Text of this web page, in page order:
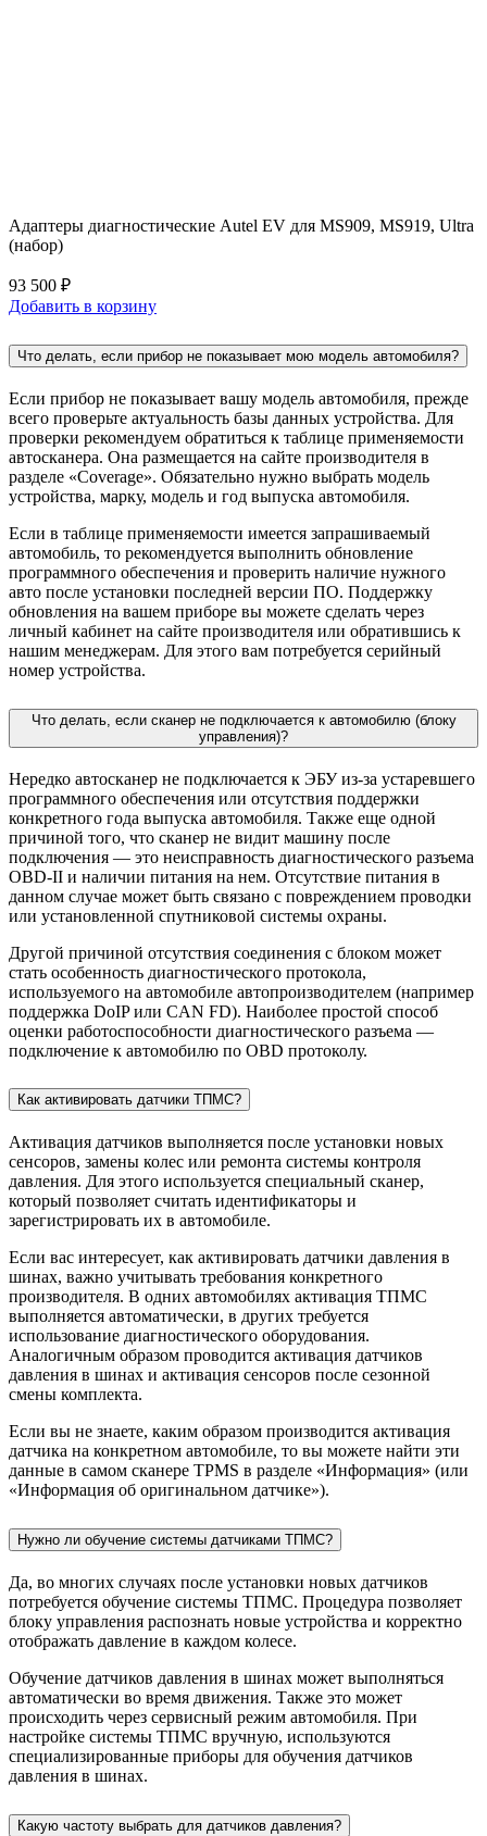
Адаптеры диагностические Autel EV для MS909, MS919, Ultra
(набор)
93 500 ₽
Добавить в корзину
Что делать, если прибор не показывает мою модель автомобиля?
Если прибор не показывает вашу модель автомобиля, прежде
всего проверьте актуальность базы данных устройства. Для
проверки рекомендуем обратиться к таблице применяемости
автосканера. Она размещается на сайте производителя в
разделе «Coverage». Обязательно нужно выбрать модель
устройства, марку, модель и год выпуска автомобиля.
Если в таблице применяемости имеется запрашиваемый
автомобиль, то рекомендуется выполнить обновление
программного обеспечения и проверить наличие нужного
авто после установки последней версии ПО. Поддержку
обновления на вашем приборе вы можете сделать через
личный кабинет на сайте производителя или обратившись к
нашим менеджерам. Для этого вам потребуется серийный
номер устройства.
Что делать, если сканер не подключается к автомобилю (блоку
управления)?
Нередко автосканер не подключается к ЭБУ из-за устаревшего
программного обеспечения или отсутствия поддержки
конкретного года выпуска автомобиля. Также еще одной
причиной того, что сканер не видит машину после
подключения — это неисправность диагностического разъема
OBD-II и наличии питания на нем. Отсутствие питания в
данном случае может быть связано с повреждением проводки
или установленной спутниковой системы охраны.
Другой причиной отсутствия соединения с блоком может
стать особенность диагностического протокола,
используемого на автомобиле автопроизводителем (например
поддержка DoIP или CAN FD). Наиболее простой способ
оценки работоспособности диагностического разъема —
подключение к автомобилю по OBD протоколу.
Как активировать датчики ТПМС?
Активация датчиков выполняется после установки новых
сенсоров, замены колес или ремонта системы контроля
давления. Для этого используется специальный сканер,
который позволяет считать идентификаторы и
зарегистрировать их в автомобиле.
Если вас интересует, как активировать датчики давления в
шинах, важно учитывать требования конкретного
производителя. В одних автомобилях активация ТПМС
выполняется автоматически, в других требуется
использование диагностического оборудования.
Аналогичным образом проводится активация датчиков
давления в шинах и активация сенсоров после сезонной
смены комплекта.
Если вы не знаете, каким образом производится активация
датчика на конкретном автомобиле, то вы можете найти эти
данные в самом сканере TPMS в разделе «Информация» (или
«Информация об оригинальном датчике»).
Нужно ли обучение системы датчиками ТПМС?
Да, во многих случаях после установки новых датчиков
потребуется обучение системы ТПМС. Процедура позволяет
блоку управления распознать новые устройства и корректно
отображать давление в каждом колесе.
Обучение датчиков давления в шинах может выполняться
автоматически во время движения. Также это может
происходить через сервисный режим автомобиля. При
настройке системы ТПМС вручную, используются
специализированные приборы для обучения датчиков
давления в шинах.
Какую частоту выбрать для датчиков давления?